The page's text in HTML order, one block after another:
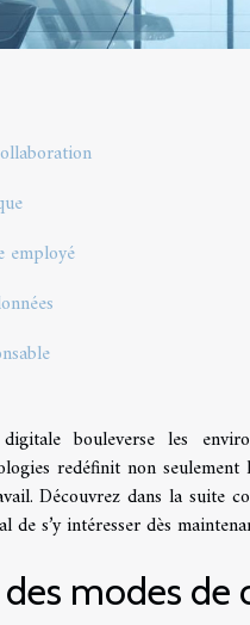
employé
bouleverse les
redéfinit non
Découvrez dans la suite
s’y intéresser dès
modes de